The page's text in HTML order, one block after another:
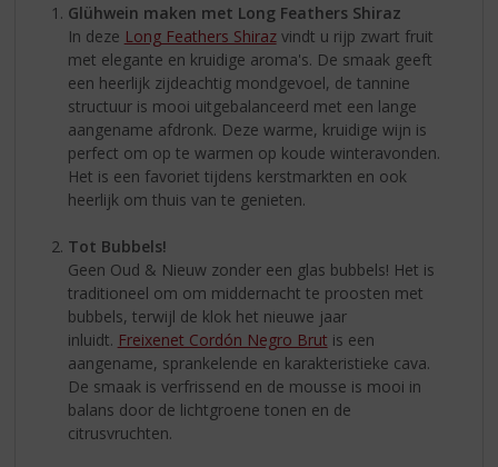
Glühwein maken met Long Feathers Shiraz
In deze Long Feathers Shirazvindt u rijp zwart fruit
met elegante en kruidige aroma's. De smaak geeft
een heerlijk zijdeachtig mondgevoel, de tannine
structuur is mooi uitgebalanceerd met een lange
aangename afdronk. Deze warme, kruidige wijn is
perfect om op te warmen op koude winteravonden.
Het is een favoriet tijdens kerstmarkten en ook
heerlijk om thuis van te genieten.
Tot Bubbels!
Geen Oud & Nieuw zonder een glas bubbels! Het is
traditioneel om om middernacht te proosten met
bubbels, terwijl de klok het nieuwe jaar
inluidt. Freixenet Cordón Negro Brut is een
aangename, sprankelende en karakteristieke cava.
De smaak is verfrissend en de mousse is mooi in
balans door de lichtgroene tonen en de
citrusvruchten.